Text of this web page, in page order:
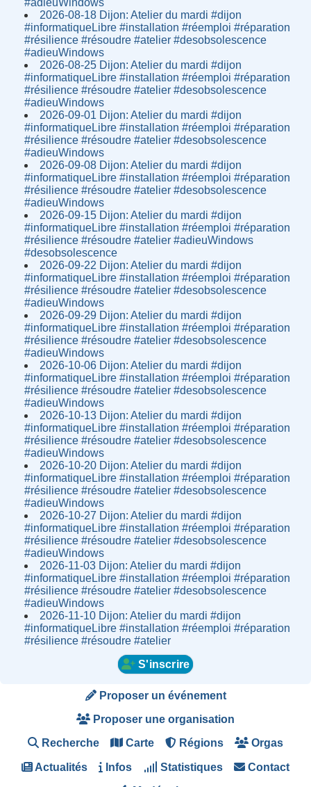
2026-08-18 Dijon: Atelier du mardi #dijon
#informatiqueLibre #installation #réemploi #réparation
#résilience #résoudre #atelier #desobsolescence
#adieuWindows
2026-08-25 Dijon: Atelier du mardi #dijon
#informatiqueLibre #installation #réemploi #réparation
#résilience #résoudre #atelier #desobsolescence
#adieuWindows
2026-09-01 Dijon: Atelier du mardi #dijon
#informatiqueLibre #installation #réemploi #réparation
#résilience #résoudre #atelier #desobsolescence
#adieuWindows
2026-09-08 Dijon: Atelier du mardi #dijon
#informatiqueLibre #installation #réemploi #réparation
#résilience #résoudre #atelier #desobsolescence
#adieuWindows
2026-09-15 Dijon: Atelier du mardi #dijon
#informatiqueLibre #installation #réemploi #réparation
#résilience #résoudre #atelier #adieuWindows
#desobsolescence
2026-09-22 Dijon: Atelier du mardi #dijon
#informatiqueLibre #installation #réemploi #réparation
#résilience #résoudre #atelier #desobsolescence
#adieuWindows
2026-09-29 Dijon: Atelier du mardi #dijon
#informatiqueLibre #installation #réemploi #réparation
#résilience #résoudre #atelier #desobsolescence
#adieuWindows
2026-10-06 Dijon: Atelier du mardi #dijon
#informatiqueLibre #installation #réemploi #réparation
#résilience #résoudre #atelier #desobsolescence
#adieuWindows
2026-10-13 Dijon: Atelier du mardi #dijon
#informatiqueLibre #installation #réemploi #réparation
#résilience #résoudre #atelier #desobsolescence
#adieuWindows
2026-10-20 Dijon: Atelier du mardi #dijon
#informatiqueLibre #installation #réemploi #réparation
#résilience #résoudre #atelier #desobsolescence
#adieuWindows
2026-10-27 Dijon: Atelier du mardi #dijon
#informatiqueLibre #installation #réemploi #réparation
#résilience #résoudre #atelier #desobsolescence
#adieuWindows
2026-11-03 Dijon: Atelier du mardi #dijon
#informatiqueLibre #installation #réemploi #réparation
#résilience #résoudre #atelier #desobsolescence
#adieuWindows
2026-11-10 Dijon: Atelier du mardi #dijon
#informatiqueLibre #installation #réemploi #réparation
#résilience #résoudre #atelier
S'inscrire
Proposer un événement
Proposer une organisation
Recherche Carte Régions Orgas
Actualités Infos Statistiques Contact